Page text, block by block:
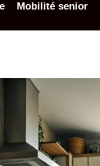
Mobilité senior